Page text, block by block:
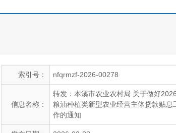
索引号： nfqrmzf-2026-00278
信息名称：
转发：本溪市农业农村局 关于做好
粮油种植类新型农业经营主体贷款贴息
作的通知